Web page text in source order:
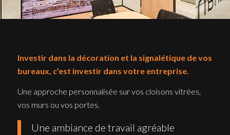
Investir dans la décoration et la signalétique de vos
bureaux, c’est investir dans votre entreprise.
Une approche personnalisée sur vos cloisons vitrées,
vos murs ou vos portes.
Une ambiance de travail agréable